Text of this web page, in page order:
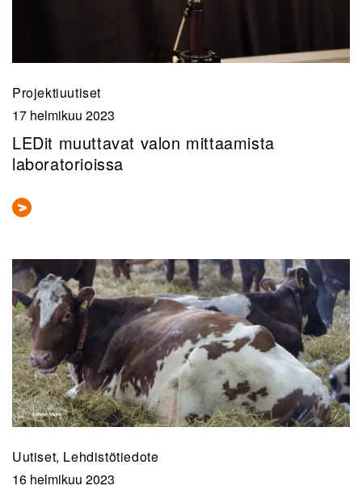
Projektiuutiset
17 helmikuu 2023
LEDit muuttavat valon mittaamista
laboratorioissa
Uutiset, Lehdistötiedote
16 helmikuu 2023